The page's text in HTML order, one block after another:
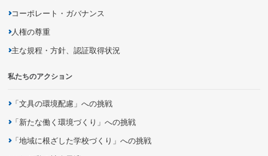
コーポレート・ガバナンス
人権の尊重
主な規程・方針、認証取得状況
私たちのアクション
「文具の環境配慮」への挑戦
「新たな働く環境づくり」への挑戦
「地域に根ざした学校づくり」への挑戦